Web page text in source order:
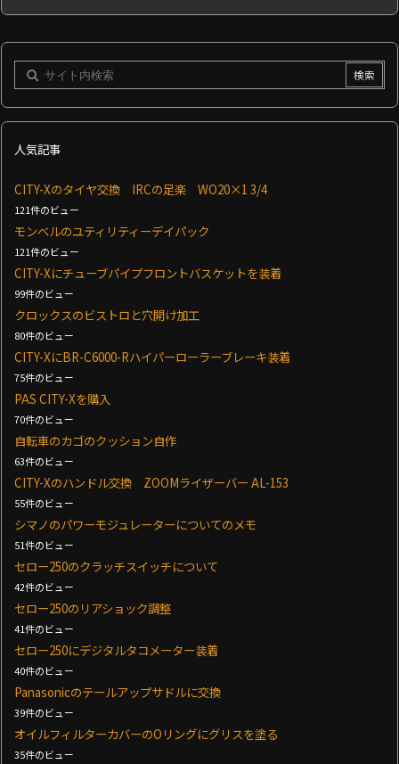
人気記事
CITY-Xのタイヤ交換 IRCの足楽 WO20×1 3/4
121件のビュー
モンベルのユティリティーデイパック
121件のビュー
CITY-Xにチューブパイプフロントバスケットを装着
99件のビュー
クロックスのビストロと穴開け加工
80件のビュー
CITY-XにBR-C6000-Rハイパーローラーブレーキ装着
75件のビュー
PAS CITY-Xを購入
70件のビュー
自転車のカゴのクッション自作
63件のビュー
CITY-Xのハンドル交換 ZOOMライザーバー AL-153
55件のビュー
シマノのパワーモジュレーターについてのメモ
51件のビュー
セロー250のクラッチスイッチについて
42件のビュー
セロー250のリアショック調整
41件のビュー
セロー250にデジタルタコメーター装着
40件のビュー
Panasonicのテールアップサドルに交換
39件のビュー
オイルフィルターカバーのOリングにグリスを塗る
35件のビュー